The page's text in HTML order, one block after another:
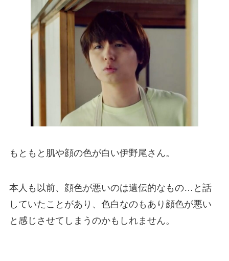
もともと肌や顔の色が白い伊野尾さん。
本人も以前、顔色が悪いのは遺伝的なもの…と話
していたことがあり、色白なのもあり顔色が悪い
と感じさせてしまうのかもしれません。